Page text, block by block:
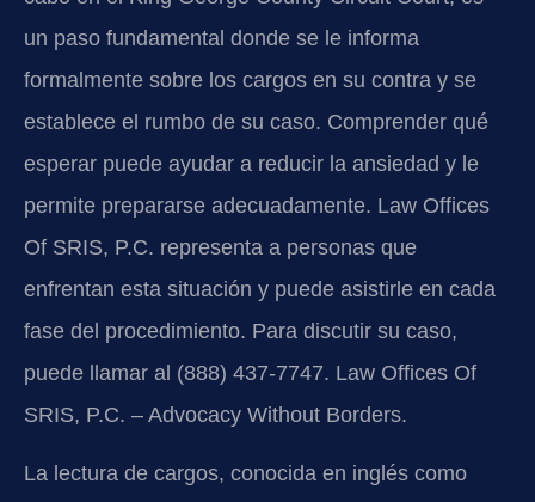
un paso fundamental donde se le informa
formalmente sobre los cargos en su contra y se
establece el rumbo de su caso. Comprender qué
esperar puede ayudar a reducir la ansiedad y le
permite prepararse adecuadamente. Law Offices
Of SRIS, P.C. representa a personas que
enfrentan esta situación y puede asistirle en cada
fase del procedimiento. Para discutir su caso,
puede llamar al (888) 437-7747. Law Offices Of
SRIS, P.C. – Advocacy Without Borders.
La lectura de cargos, conocida en inglés como